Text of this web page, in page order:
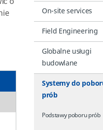
On-site services
Field Engineering
Globalne usługi
budowlane
Systemy do
prób
Podstawy poboru prób